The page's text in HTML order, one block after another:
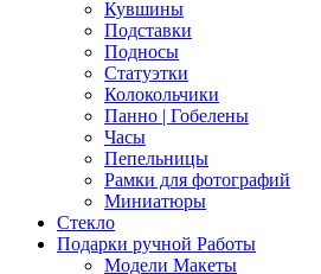
Кувшины
Подставки
Подносы
Статуэтки
Колокольчики
Панно | Гобелены
Часы
Пепельницы
Рамки для фотографий
Миниатюры
Стекло
Подарки ручной Работы
Модели Макеты